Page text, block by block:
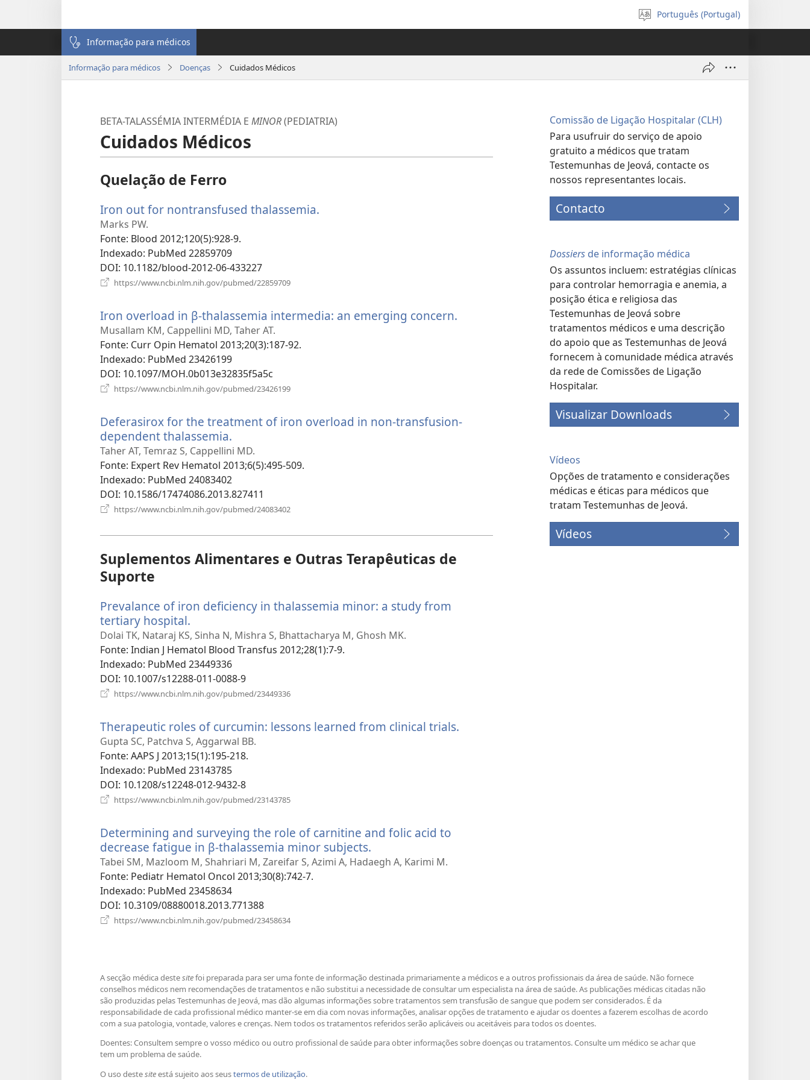
Selecionar
Língua
Português (Portugal)
Informação para médicos
Informação para médicos Doenças Cuidados Médicos
BETA-TALASSÉMIA INTERMÉDIA E MINOR(PEDIATRIA)
Cuidados Médicos
Quelação de Ferro
Iron out for nontransfused thalassemia.
Marks PW.
Fonte‎: Blood 2012;120(5):928-9.
Indexado‎: PubMed 22859709
DOI‎: 10.1182/blood-2012-06-433227
https://www.ncbi.nlm.nih.gov/pubmed/22859709
janela)
Iron overload in β-thalassemia intermedia: an emerging concern.
Musallam KM, Cappellini MD, Taher AT.
Fonte‎: Curr Opin Hematol 2013;20(3):187-92.
Indexado‎: PubMed 23426199
DOI‎: 10.1097/MOH.0b013e32835f5a5c
https://www.ncbi.nlm.nih.gov/pubmed/23426199
janela)
Deferasirox for the treatment of iron overload in non-transfusion-
dependent thalassemia.
uma
nova
Taher AT, Temraz S, Cappellini MD.
Fonte‎: Expert Rev Hematol 2013;6(5):495-509.
Indexado‎: PubMed 24083402
DOI‎: 10.1586/17474086.2013.827411
https://www.ncbi.nlm.nih.gov/pubmed/24083402
Suplementos Alimentares e Outras Terapêuticas de
Suporte
Prevalance of iron deficiency in thalassemia minor: a study from
tertiary hospital.
uma
nova
janela)
Dolai TK, Nataraj KS, Sinha N, Mishra S, Bhattacharya M, Ghosh MK.
Fonte‎: Indian J Hematol Blood Transfus 2012;28(1):7-9.
Indexado‎: PubMed 23449336
DOI‎: 10.1007/s12288-011-0088-9
https://www.ncbi.nlm.nih.gov/pubmed/23449336
janela)
Therapeutic roles of curcumin: lessons learned from clinical trials.
Gupta SC, Patchva S, Aggarwal BB.
Fonte‎: AAPS J 2013;15(1):195-218.
Indexado‎: PubMed 23143785
DOI‎: 10.1208/s12248-012-9432-8
https://www.ncbi.nlm.nih.gov/pubmed/23143785
janela)
Determining and surveying the role of carnitine and folic acid to
decrease fatigue in β-thalassemia minor subjects.
uma
Tabei SM, Mazloom M, Shahriari M, Zareifar S, Azimi A, Hadaegh A, Karimi M.
Fonte‎: Pediatr Hematol Oncol 2013;30(8):742-7.
Indexado‎: PubMed 23458634
DOI‎: 10.3109/08880018.2013.771388
https://www.ncbi.nlm.nih.gov/pubmed/23458634
Comissão de Ligação Hospitalar (CLH)
Para usufruir do serviço de apoio
gratuito a médicos que tratam
Testemunhas de Jeová, contacte os
nossos representantes locais.
Contacto
Dossiers de informação médica
Os assuntos incluem: estratégias clínicas
para controlar hemorragia e anemia, a
posição ética e religiosa das
Testemunhas de Jeová sobre
tratamentos médicos e uma descrição
do apoio que as Testemunhas de Jeová
fornecem à comunidade médica através
da rede de Comissões de Ligação
Hospitalar.
Visualizar Downloads
Vídeos
Opções de tratamento e considerações
médicas e éticas para médicos que
tratam Testemunhas de Jeová.
Vídeos
A secção médica destesitefoi preparada para ser uma fonte de informação destinada primariamente a médicos e a outros profissionais da área de saúde. Não fornece
conselhos médicos nem recomendações de tratamentos e não substitui a necessidade de consultar um especialista na área de saúde. As publicações médicas citadas não
são produzidas pelas Testemunhas de Jeová, mas dão algumas informações sobre tratamentos sem transfusão de sangue que podem ser considerados. É da
responsabilidade de cada profissional médico manter-se em dia com novas informações, analisar opções de tratamento e ajudar os doentes a fazerem escolhas de acordo
com a sua patologia, vontade, valores e crenças. Nem todos os tratamentos referidos serão aplicáveis ou aceitáveis para todos os doentes.
Doentes: Consultem sempre o vosso médico ou outro profissional de saúde para obter informações sobre doenças ou tratamentos. Consulte um médico se achar que
tem um problema de saúde.
O uso destesiteestá sujeito aos seustermos de utilização.